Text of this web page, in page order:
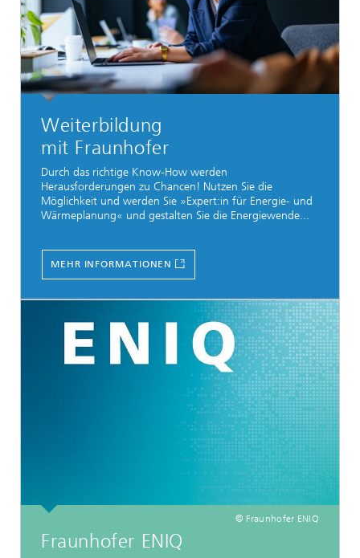
Weiterbildung
mit Fraunhofer
Durch das richtige Know-How werden
Herausforderungen zu Chancen! Nutzen Sie die
Möglichkeit und werden Sie »Expert:in für Energie- und
Wärmeplanung« und gestalten Sie die Energiewende...
MEHR INFORMATIONEN
© Fraunhofer ENIQ
Fraunhofer ENIQ